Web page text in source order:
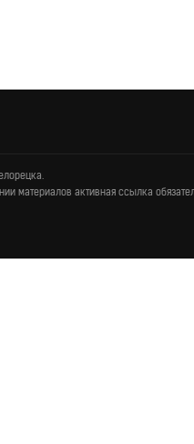
материалов активная ссылка